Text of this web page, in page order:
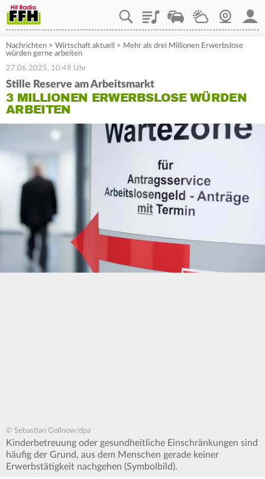
PlaylistStaupilotWetterWebcam
Nachrichten > Wirtschaft aktuell > Mehr als drei Millionen Erwerbslose
würden gerne arbeiten
27.06.2025, 10:49 Uhr
Stille Reserve am Arbeitsmarkt
3 MILLIONEN ERWERBSLOSE WÜRDEN
ARBEITEN
© Sebastian Gollnow/dpa
Kinderbetreuung oder gesundheitliche Einschränkungen sind
häufig der Grund, aus dem Menschen gerade keiner
Erwerbstätigkeit nachgehen (Symbolbild).